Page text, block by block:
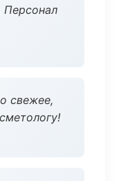
Персонал
свежее,